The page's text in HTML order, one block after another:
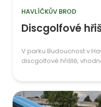
HAVLÍČKŮV BROD
Discgolfové
V parku Budoucnost v
discgolfové hřiště,